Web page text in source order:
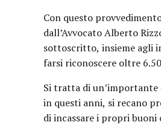
Con questo
dall’Avvocato Alberto
sottoscritto, insieme agli
farsi riconoscere oltre
Si tratta di un’importante
in questi anni, si recano
di incassare i propri